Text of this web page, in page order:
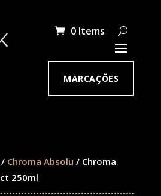
0 Items
MARCAÇÕES
/ Chroma Absolu / Chroma
250ml